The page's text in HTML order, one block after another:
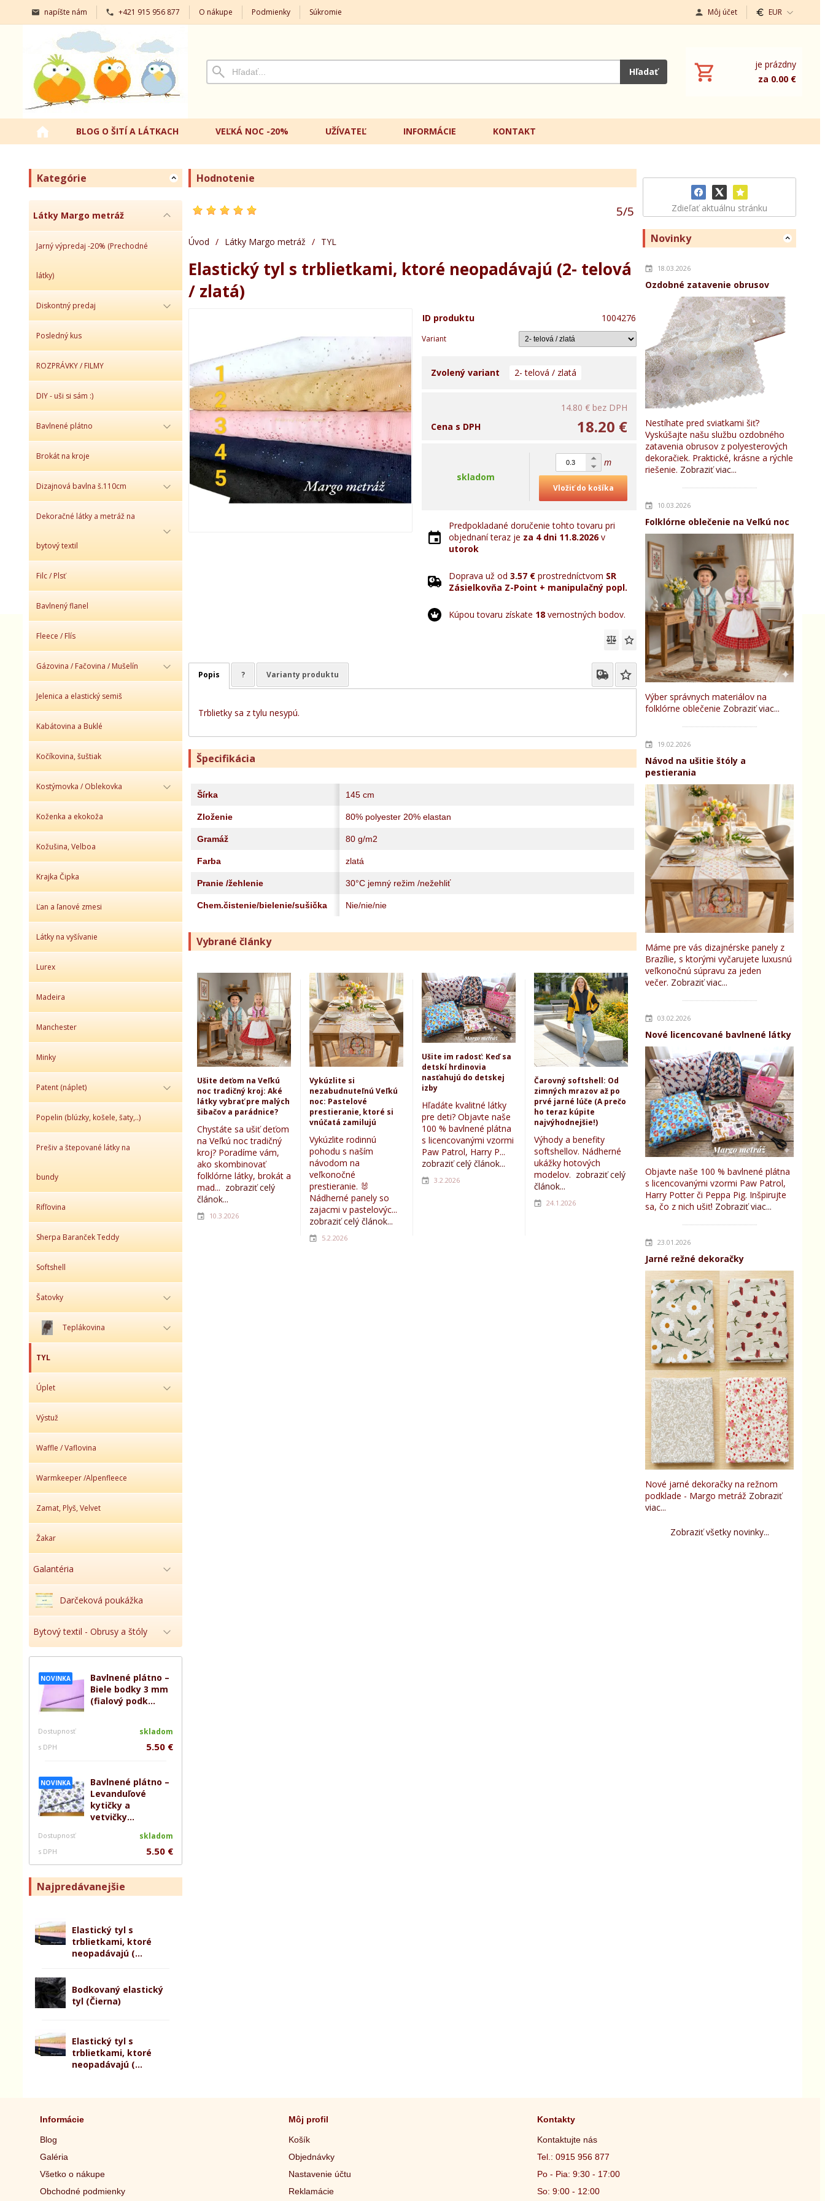
napíšte nám +421 915 956 877 O nákupe Podmienky Súkromie Môj účet EUR
Hľadať
je prázdny
za 0.00 €
BLOG O ŠITÍ A LÁTKACH VEĽKÁ NOC -20% UŽÍVATEĽ INFORMÁCIE KONTAKT
Kategórie
Látky Margo metráž
Jarný výpredaj -20% (Prechodné
látky)
Diskontný predaj
Posledný kus
ROZPRÁVKY / FILMY
DIY - uši si sám :)
Bavlnené plátno
Brokát na kroje
Dizajnová bavlna š.110cm
Dekoračné látky a metráž na
bytový textil
Filc / Plsť
Bavlnený flanel
Fleece / Flís
Gázovina / Fačovina / Mušelín
Jelenica a elastický semiš
Kabátovina a Buklé
Kočíkovina, šuštiak
Kostýmovka / Oblekovka
Koženka a ekokoža
Kožušina, Velboa
Krajka Čipka
Ľan a ľanové zmesi
Látky na vyšívanie
Lurex
Madeira
Manchester
Minky
Patent (náplet)
Popelin (blúzky, košele, šaty,..)
Prešiv a štepované látky na
bundy
Rifľovina
Sherpa Baranček Teddy
Softshell
Šatovky
Teplákovina
TYL
Úplet
Výstuž
Waffle / Vaflovina
Warmkeeper /Alpenfleece
Zamat, Plyš, Velvet
Žakar
Galantéria
Darčeková poukážka
Bytový textil - Obrusy a štóly
NOVINKA
Bavlnené plátno –
Biele bodky 3 mm
(fialový podk...
Dostupnosť skladom
s DPH 5.50 €
NOVINKA
Bavlnené plátno –
Levanduľové
kytičky a
vetvičky...
Dostupnosť skladom
s DPH 5.50 €
Najpredávanejšie
Elastický tyl s
trblietkami, ktoré
neopadávajú (...
Bodkovaný elastický
tyl (Čierna)
Elastický tyl s
trblietkami, ktoré
neopadávajú (...
Zdieľať aktuálnu stránku
Novinky
18.03.2026
Ozdobné zatavenie obrusov
Nestíhate pred sviatkami šiť?
Vyskúšajte našu službu ozdobného
zatavenia obrusov z polyesterových
dekoračiek. Praktické, krásne a rýchle
riešenie. Zobraziť viac...
10.03.2026
Folklórne oblečenie na Veľkú noc
Výber správnych materiálov na
folklórne oblečenie Zobraziť viac...
19.02.2026
Návod na ušitie štóly a
pestierania
Máme pre vás dizajnérske panely z
Brazílie, s ktorými vyčarujete luxusnú
veľkonočnú súpravu za jeden
večer. Zobraziť viac...
03.02.2026
Nové licencované bavlnené látky
Objavte naše 100 % bavlnené plátna
s licencovanými vzormi Paw Patrol,
Harry Potter či Peppa Pig. Inšpirujte
sa, čo z nich ušiť! Zobraziť viac...
23.01.2026
Jarné režné dekoračky
Nové jarné dekoračky na režnom
podklade - Margo metráž Zobraziť
viac...
Zobraziť všetky novinky...
Hodnotenie
5/5
Úvod / Látky Margo metráž / TYL
Elastický tyl s trblietkami, ktoré neopadávajú (2- telová
/ zlatá)
ID produktu 1004276
Variant
Zvolený variant 2- telová / zlatá
14.80 € bez DPH
18.20 €
Cena s DPH
skladom
m
Vložiť do košíka
Predpokladané doručenie tohto tovaru pri
objednaní teraz je za 4 dni 11.8.2026v
utorok
Doprava už od 3.57 € prostredníctvom SR
Zásielkovňa Z-Point + manipulačný popl.
Kúpou tovaru získate 18 vernostných bodov.
Popis ? Varianty produktu
Trblietky sa z tylu nesypú.
Špecifikácia
Šírka 145 cm
Zloženie 80% polyester 20% elastan
Gramáž 80 g/m2
Farba zlatá
Pranie /žehlenie 30°C jemný režim /nežehliť
Chem.čistenie/bielenie/sušička Nie/nie/nie
Vybrané články
Ušite deťom na Veľkú
noc tradičný kroj: Aké
látky vybrať pre malých
šibačov a parádnice?
Chystáte sa ušiť deťom
na Veľkú noc tradičný
kroj? Poradíme vám,
ako skombinovať
folklórne látky, brokát a
mad... zobraziť celý
článok...
10.3.2026
Vykúzlite si
nezabudnuteľnú Veľkú
noc: Pastelové
prestieranie, ktoré si
vnúčatá zamilujú
Vykúzlite rodinnú
pohodu s naším
návodom na
veľkonočné
prestieranie. 🐰
Nádherné panely so
zajacmi v pastelovýc...
zobraziť celý článok...
5.2.2026
Ušite im radosť: Keď sa
detskí hrdinovia
nasťahujú do detskej
izby
Hľadáte kvalitné látky
pre deti? Objavte naše
100 % bavlnené plátna
s licencovanými vzormi
Paw Patrol, Harry P...
zobraziť celý článok...
3.2.2026
Čarovný softshell: Od
zimných mrazov až po
prvé jarné lúče (A prečo
ho teraz kúpite
najvýhodnejšie!)
Výhody a benefity
softshellov. Nádherné
ukážky hotových
modelov. zobraziť celý
článok...
24.1.2026
Informácie
Blog
Galéria
Všetko o nákupe
Obchodné podmienky
Môj profil
Košík
Objednávky
Nastavenie účtu
Reklamácie
Kontakty
Kontaktujte nás
Tel.: 0915 956 877
Po - Pia: 9:30 - 17:00
So: 9:00 - 12:00